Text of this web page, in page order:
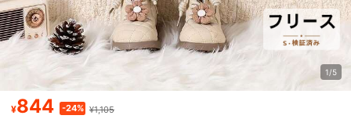
1/5
¥844 -24% ¥1,105